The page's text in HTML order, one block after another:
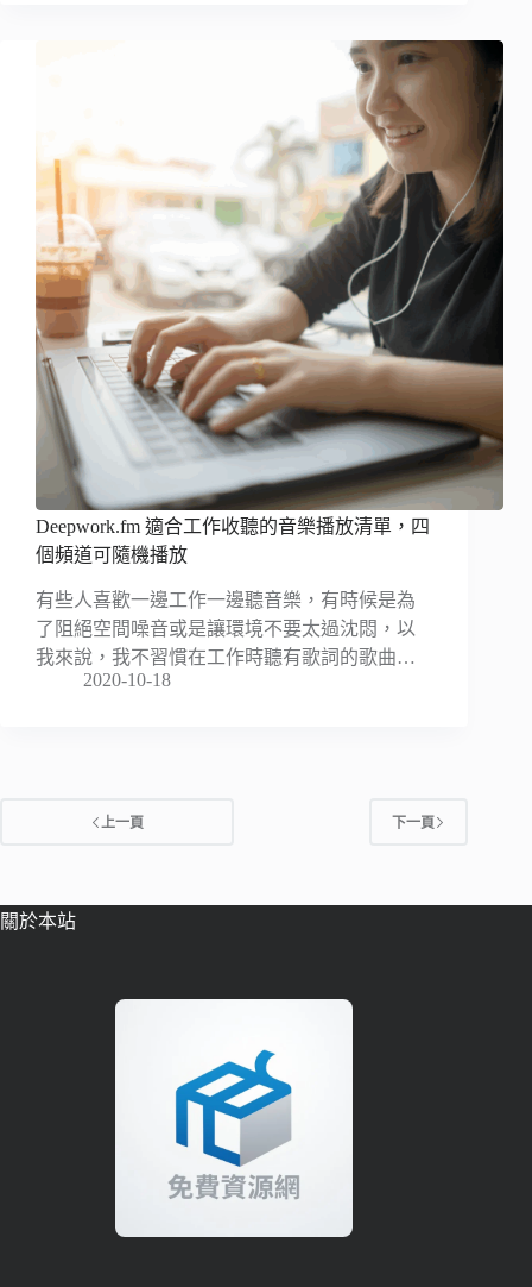
Deepwork.fm 適合工作收聽的音樂播放清單，四
個頻道可隨機播放
有些人喜歡一邊工作一邊聽音樂，有時候是為
了阻絕空間噪音或是讓環境不要太過沈悶，以
我來說，我不習慣在工作時聽有歌詞的歌曲…
2020-10-18
上一頁 下一頁
關於本站